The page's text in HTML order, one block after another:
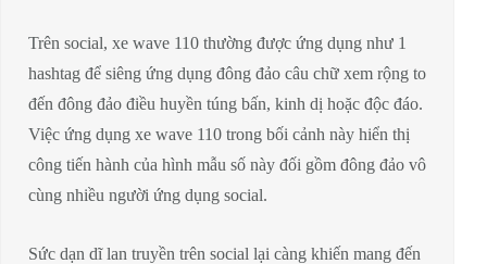
Trên social, xe wave 110 thường được ứng dụng như 1
hashtag để siêng ứng dụng đông đảo câu chữ xem rộng to
đến đông đảo điều huyền túng bấn, kinh dị hoặc độc đáo.
Việc ứng dụng xe wave 110 trong bối cảnh này hiển thị
công tiến hành của hình mẫu số này đối gồm đông đảo vô
cùng nhiều người ứng dụng social.
Sức dạn dĩ lan truyền trên social lại càng khiến mang đến